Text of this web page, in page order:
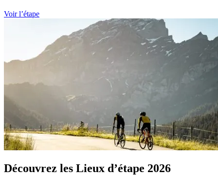
Voir l’étape
Découvrez les Lieux d’étape 2026